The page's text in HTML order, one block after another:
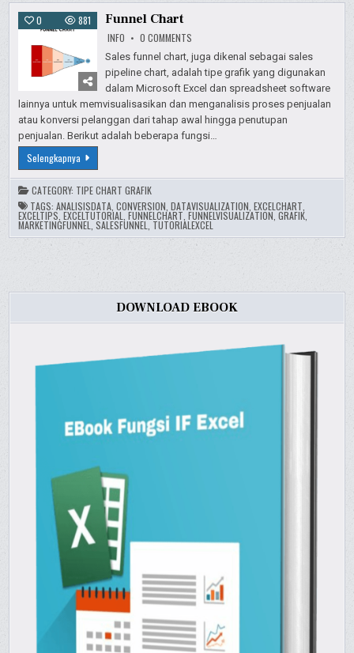
0 881 Funnel Chart
INFO 0 COMMENTS
CHART
Sales funnel chart, juga dikenal sebagai sales
pipeline chart, adalah tipe grafik yang digunakan
dalam Microsoft Excel dan spreadsheet software
lainnya untuk memvisualisasikan dan menganalisis proses penjualan
atau konversi pelanggan dari tahap awal hingga penutupan
penjualan. Berikut adalah beberapa fungsi…
Selengkapnya Funnel
Chart
CATEGORY: TIPE CHART GRAFIK
TAGS:ANALISISDATA ,CONVERSION ,DATAVISUALIZATION ,EXCELCHART
EXCELTIPS ,EXCELTUTORIAL ,FUNNELCHART ,FUNNELVISUALIZATION ,GRAFIK
MARKETINGFUNNEL ,SALESFUNNEL TUTORIALEXCEL
DOWNLOAD EBOOK